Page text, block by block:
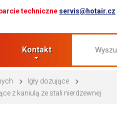
techniczne servis@hotair.cz
Kontakt
Igły dozujące
z kaniulą ze stali nierdzewnej